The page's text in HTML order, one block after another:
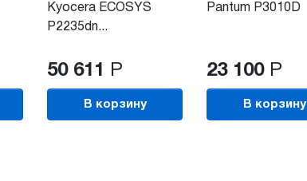
Kyocera ECOSYS
P2235dn...
50 611 Р
В корзину
Pantum P3010D
23 100 Р
В корзину